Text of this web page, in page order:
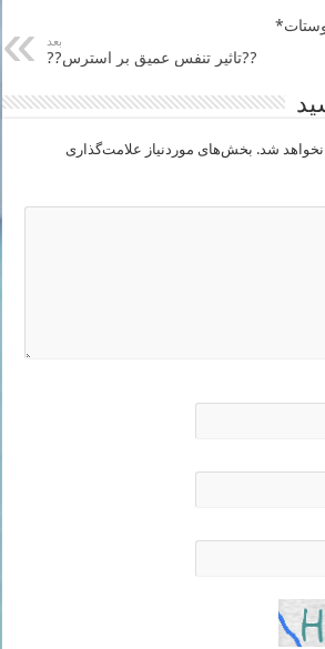
بعد
??تاثیر تنفس عمیق بر استرس??
شد. بخش‌های موردنیاز علامت‌گذاری